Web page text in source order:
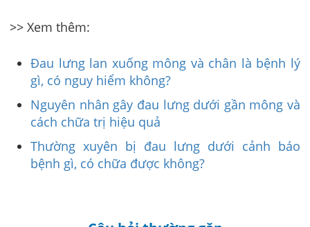
>> Xem thêm:
Đau lưng lan xuống mông và chân là bệnh lý
gì, có nguy hiểm không?
Nguyên nhân gây đau lưng dưới gần mông và
cách chữa trị hiệu quả
Thường xuyên bị đau lưng dưới cảnh báo
bệnh gì, có chữa được không?